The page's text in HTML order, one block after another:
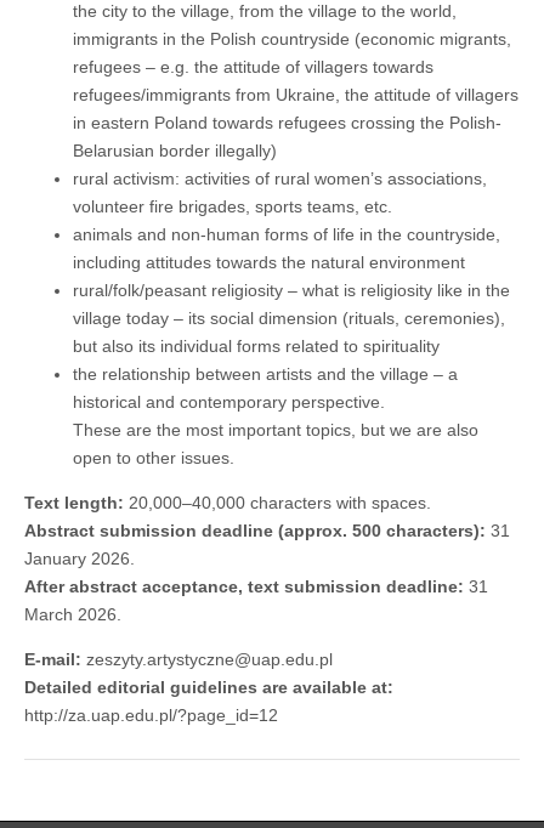
the city to the village, from the village to the world,
immigrants in the Polish countryside (economic migrants,
refugees – e.g. the attitude of villagers towards
refugees/immigrants from Ukraine, the attitude of villagers
in eastern Poland towards refugees crossing the Polish-
Belarusian border illegally)
rural activism: activities of rural women’s associations,
volunteer fire brigades, sports teams, etc.
animals and non-human forms of life in the countryside,
including attitudes towards the natural environment
rural/folk/peasant religiosity – what is religiosity like in the
village today – its social dimension (rituals, ceremonies),
but also its individual forms related to spirituality
the relationship between artists and the village – a
historical and contemporary perspective.
These are the most important topics, but we are also
open to other issues.
Text length: 20,000–40,000 characters with spaces.
Abstract submission deadline (approx. 500 characters): 31
January 2026.
After abstract acceptance, text submission deadline: 31
March 2026.
E-mail: zeszyty.artystyczne@uap.edu.pl
Detailed editorial guidelines are available at:
http://za.uap.edu.pl/?page_id=12